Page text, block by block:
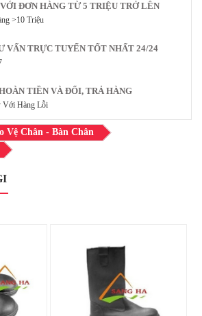
ĐƠN HÀNG TỪ 5 TRIỆU TRỞ LÊN
>10 Triệu
VẤN TRỰC TUYẾN TỐT NHẤT 24/24
TIỀN VÀ ĐỔI, TRẢ HÀNG
Với Hàng Lỗi
Vệ Chân - Bàn Chân